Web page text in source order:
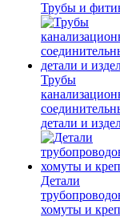
Трубы и
Трубы
детали и
Детали
хомуты и